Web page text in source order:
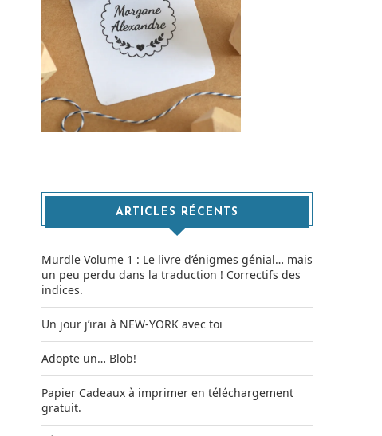
ARTICLES RÉCENTS
Murdle Volume 1 : Le livre d’énigmes génial… mais
un peu perdu dans la traduction ! Correctifs des
indices.
Un jour j’irai à NEW-YORK avec toi
Adopte un… Blob!
Papier Cadeaux à imprimer en téléchargement
gratuit.